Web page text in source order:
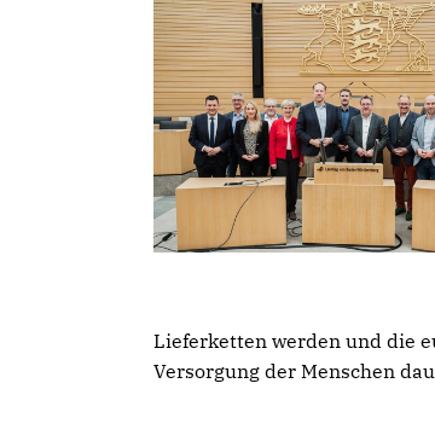
Lieferketten werden und die
Versorgung der Menschen